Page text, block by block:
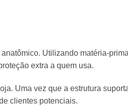
Utilizando matéria-
extra a quem usa.
Uma vez que a estrutura
clientes potenciais.